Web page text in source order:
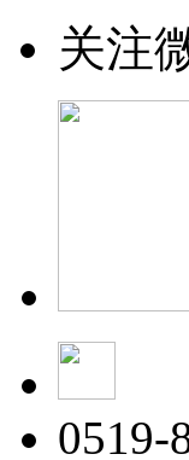
关注
0519-